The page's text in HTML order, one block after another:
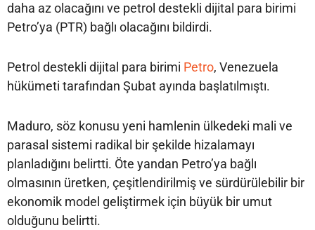
daha az olacağını ve petrol destekli dijital para birimi
Petro’ya (PTR) bağlı olacağını bildirdi.
Petrol destekli dijital para birimi Petro, Venezuela
hükümeti tarafından Şubat ayında başlatılmıştı.
Maduro, söz konusu yeni hamlenin ülkedeki mali ve
parasal sistemi radikal bir şekilde hizalamayı
planladığını belirtti. Öte yandan Petro’ya bağlı
olmasının üretken, çeşitlendirilmiş ve sürdürülebilir bir
ekonomik model geliştirmek için büyük bir umut
olduğunu belirtti.